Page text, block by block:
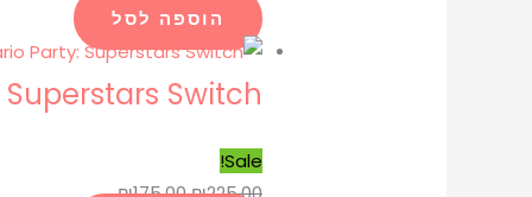
הוספה לסל
Switch
Sale!